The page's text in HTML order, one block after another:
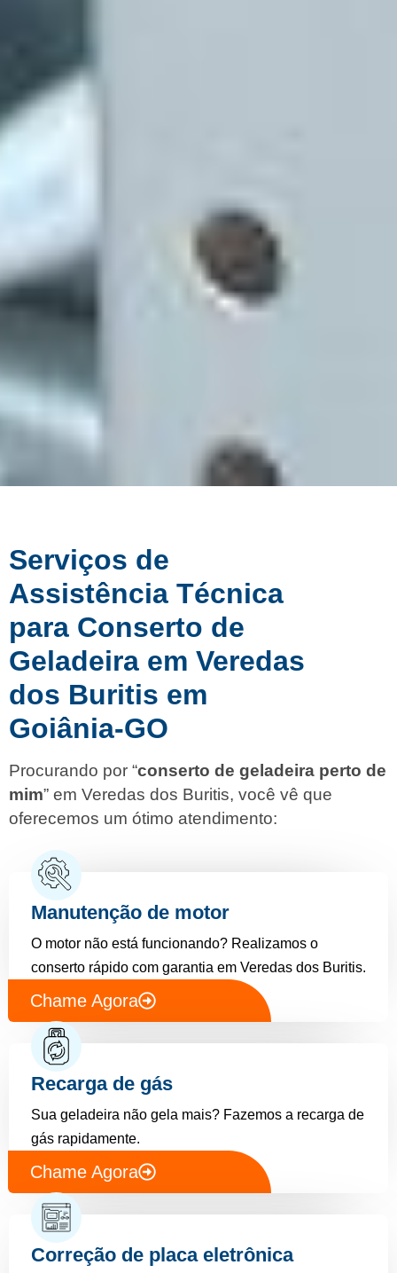
Serviços de
Assistência Técnica
para Conserto de
Geladeira em Veredas
dos Buritis em
Goiânia-GO
Procurando por “conserto de geladeira perto de
mim” em Veredas dos Buritis, você vê que
oferecemos um ótimo atendimento:
Manutenção de motor
O motor não está funcionando? Realizamos o
conserto rápido com garantia em Veredas dos Buritis.
Chame Agora
Recarga de gás
Sua geladeira não gela mais? Fazemos a recarga de
gás rapidamente.
Chame Agora
Correção de placa eletrônica